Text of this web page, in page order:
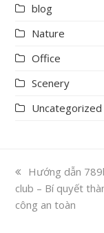
blog
Nature
Office
Scenery
Uncategorized
previous
post:
Hướng dẫn
club – Bí quyết
công an toàn